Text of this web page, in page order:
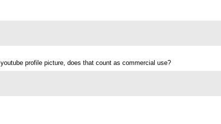
profile picture, does that count as commercial use?